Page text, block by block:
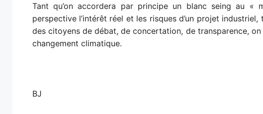
Tant qu’on accordera par principe un blanc seing au «
perspective l’intérêt réel et les risques d’un projet
des citoyens de débat, de concertation, de transparence,
changement climatique.
BJ